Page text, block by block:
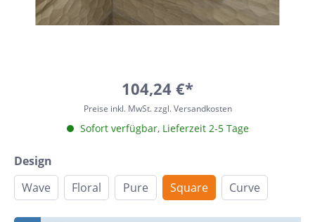
104,24 €*
Preise inkl. MwSt. zzgl. Versandkosten
Sofort verfügbar, Lieferzeit 2-5 Tage
Design
Wave
Floral Pure Square Curve